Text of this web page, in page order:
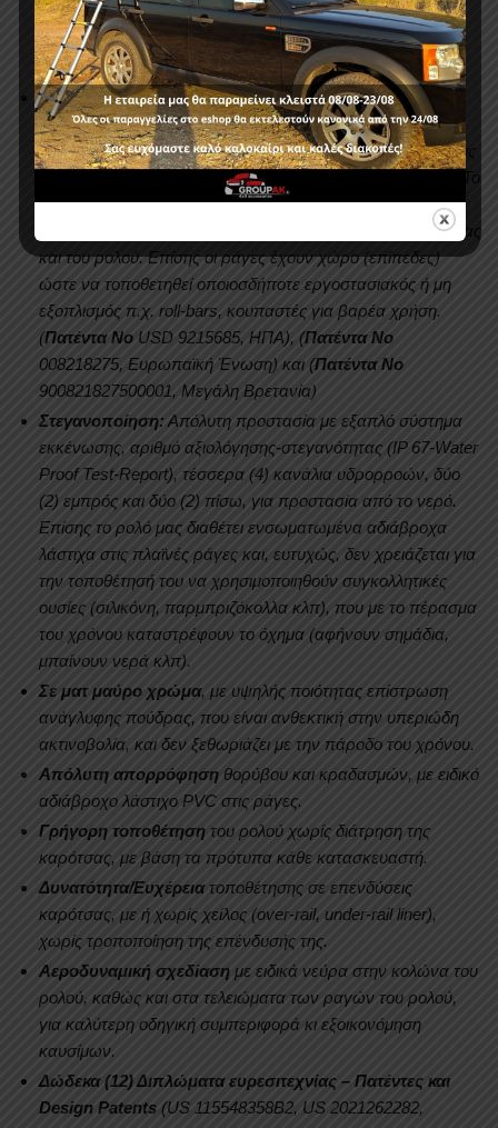
βηματικό για την ομαλότερη διαχείριση της κύλισης του Ε-
Roll 2 Smart ρολού μας. ( Πατέντα ΝοUS 2021262282 A1,
ΗΠΑ
Ράγες Ρολού:Ειδικά σχεδιασμένες,πατενταρισμένες,
αυλακωτές ράγες (T-SLOTS) από αλουμίνιο, για την
προσθήκη επιπλέον αξεσουάρ (κουπαστές, μπάρες, βάσεις
ποδηλάτων, εξοπλισμού σκι, σχάρες, μπαγκαζιέρες κλπ). Το
μεγαλύτερο πλεονέκτημά τους είναι ότι τα αξεσουάρ
τοποθετούνται πάνω σε αυτές χωρίς τρύπημα της καρότσας
και του ρολού. Επίσης οι ράγες έχουν χώρο (επίπεδες)
ώστε να τοποθετηθεί οποιοσδήποτε εργοστασιακός ή μη
εξοπλισμός π.χ. roll-bars, κουπαστές για βαρέα χρήση.
(Πατέντα Νο USD 9215685, ΗΠΑ), (Πατέντα Νο
008218275, Ευρωπαϊκή Ένωση) και (Πατέντα Νο
900821827500001, Mεγάλη Βρετανία)
Στεγανοποίηση: Απόλυτη προστασία με εξαπλό σύστημα
εκκένωσης, αριθμό αξιολόγησης-στεγανότητας (ΙP 67-Water
Proof Test-Report), τέσσερα (4) κανάλια υδρορροών, δύο
(2) εμπρός και δύο (2) πίσω, για προστασία από το νερό.
Επίσης το ρολό μας διαθέτει ενσωματωμένα αδιάβροχα
λάστιχα στις πλαϊνές ράγες και, ευτυχώς, δεν χρειάζεται για
την τοποθέτησή του να χρησιμοποιηθούν συγκολλητικές
ουσίες (σιλικόνη, παρμπριζόκολλα κλπ), που με το πέρασμα
του χρόνου καταστρέφουν το όχημα (αφήνουν σημάδια,
μπαίνουν νερά κλπ).
Σε ματ μαύρο χρώμα, με υψηλής ποιότητας επίστρωση
ανάγλυφης πούδρας, που είναι ανθεκτική στην υπεριώδη
ακτινοβολία, και δεν ξεθωριάζει με την πάροδο του χρόνου.
Απόλυτη απορρόφηση θορύβου και κραδασμών, με ειδικό
αδιάβροχο λάστιχο PVC στις ράγες.
Γρήγορη τοποθέτηση του ρολού χωρίς διάτρηση της
καρότσας, με βάση τα πρότυπα κάθε κατασκευαστή.
Δυνατότητα/Ευχέρειατοποθέτησης σε επενδύσεις
καρότσας, με ή χωρίς χείλος (over-rail, under-rail liner),
χωρίς τροποποίηση της επένδυσής της.
Αεροδυναμική σχεδίαση με ειδικά νεύρα στην κολώνα του
ρολού, καθώς και στα τελειώματα των ραγών του ρολού,
για καλύτερη οδηγική συμπεριφορά κι εξοικονόμηση
καυσίμων.
Δώδεκα (12) Διπλώματα ευρεσιτεχνίας – Πατέντες και
Design Patents (US 115548358B2, US 2021262282,